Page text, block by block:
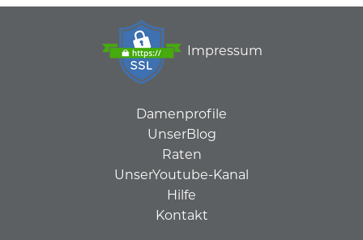
Impressum
Damenprofile
UnserBlog
Raten
UnserYoutube-Kanal
Hilfe
Kontakt